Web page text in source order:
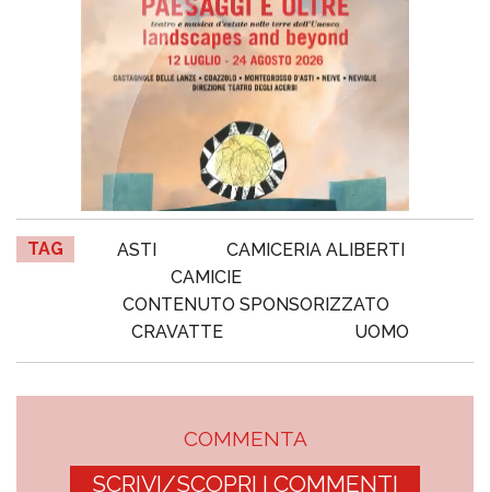
TAG ASTI
CAMICERIA ALIBERTI
CAMICIE
CONTENUTO SPONSORIZZATO
CRAVATTE
UOMO
COMMENTA
SCRIVI/SCOPRI I COMMENTI